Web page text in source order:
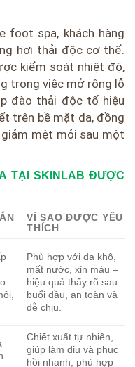
foot spa, khách hàng
hơi thải độc cơ thể.
kiểm soát nhiệt độ,
trong việc mở rộng lỗ
đào thải độc tố hiệu
trên bề mặt da, đồng
mệt mỏi sau một
TẠI SKINLAB ĐƯỢC
VÌ SAO ĐƯỢC YÊU
THÍCH
Phù hợp với da khô,
mất nước, xỉn màu –
hiệu quả thấy rõ sau
buổi đầu, an toàn và
dễ chịu.
Chiết xuất tự nhiên,
giúp làm dịu và phục
hồi nhanh, phù hợp